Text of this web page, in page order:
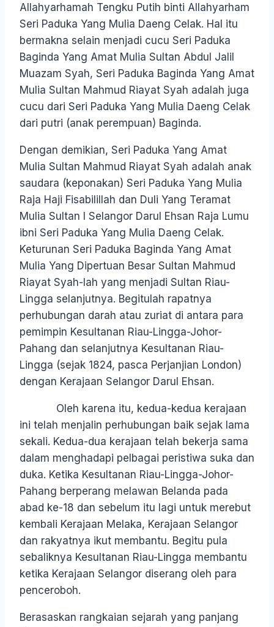
Allahyarhamah Tengku Putih binti Allahyarham
Seri Paduka Yang Mulia Daeng Celak. Hal itu
bermakna selain menjadi cucu Seri Paduka
Baginda Yang Amat Mulia Sultan Abdul Jalil
Muazam Syah, Seri Paduka Baginda Yang Amat
Mulia Sultan Mahmud Riayat Syah adalah juga
cucu dari Seri Paduka Yang Mulia Daeng Celak
dari putri (anak perempuan) Baginda.
Dengan demikian, Seri Paduka Yang Amat
Mulia Sultan Mahmud Riayat Syah adalah anak
saudara (keponakan) Seri Paduka Yang Mulia
Raja Haji Fisabilillah dan Duli Yang Teramat
Mulia Sultan I Selangor Darul Ehsan Raja Lumu
ibni Seri Paduka Yang Mulia Daeng Celak.
Keturunan Seri Paduka Baginda Yang Amat
Mulia Yang Dipertuan Besar Sultan Mahmud
Riayat Syah-lah yang menjadi Sultan Riau-
Lingga selanjutnya. Begitulah rapatnya
perhubungan darah atau zuriat di antara para
pemimpin Kesultanan Riau-Lingga-Johor-
Pahang dan selanjutnya Kesultanan Riau-
Lingga (sejak 1824, pasca Perjanjian London)
dengan Kerajaan Selangor Darul Ehsan.
Oleh karena itu, kedua-kedua kerajaan
ini telah menjalin perhubungan baik sejak lama
sekali. Kedua-dua kerajaan telah bekerja sama
dalam menghadapi pelbagai peristiwa suka dan
duka. Ketika Kesultanan Riau-Lingga-Johor-
Pahang berperang melawan Belanda pada
abad ke-18 dan sebelum itu lagi untuk merebut
kembali Kerajaan Melaka, Kerajaan Selangor
dan rakyatnya ikut membantu. Begitu pula
sebaliknya Kesultanan Riau-Lingga membantu
ketika Kerajaan Selangor diserang oleh para
penceroboh.
Berasaskan rangkaian sejarah yang panjang